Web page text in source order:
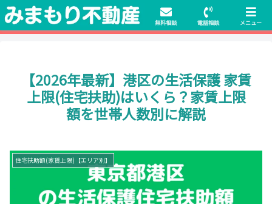
初期費用無料物件や保証人不要の物件も豊富にご用意！相談料無料でも申
請・手続きサポート付き！
【2026年最新】港区の生活保護 家賃
上限(住宅扶助)はいくら？家賃上限
額を世帯人数別に解説
住宅扶助額(家賃上限)【エリア別】
無料相談 電話相談 メニュー